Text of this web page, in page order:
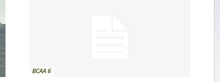
BCAA 6